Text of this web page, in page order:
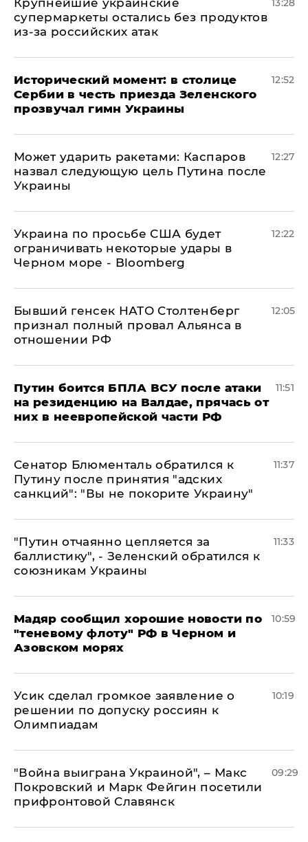
Крупнейшие украинские
супермаркеты остались без продуктов
из-за российских атак
13:28
Исторический момент: в столице
Сербии в честь приезда Зеленского
прозвучал гимн Украины
12:52
Может ударить ракетами: Каспаров
назвал следующую цель Путина после
Украины
12:27
Украина по просьбе США будет
ограничивать некоторые удары в
Черном море - Bloomberg
12:22
Бывший генсек НАТО Столтенберг
признал полный провал Альянса в
отношении РФ
12:05
Путин боится БПЛА ВСУ после атаки
на резиденцию на Валдае, прячась от
них в неевропейской части РФ
11:51
Сенатор Блюменталь обратился к
Путину после принятия "адских
санкций": "Вы не покорите Украину"
11:37
"Путин отчаянно цепляется за
баллистику", - Зеленский обратился к
союзникам Украины
11:33
Мадяр сообщил хорошие новости по
"теневому флоту" РФ в Черном и
Азовском морях
10:59
Усик сделал громкое заявление о
решении по допуску россиян к
Олимпиадам
10:19
"Война выиграна Украиной", – Макс
Покровский и Марк Фейгин посетили
прифронтовой Славянск
09:29